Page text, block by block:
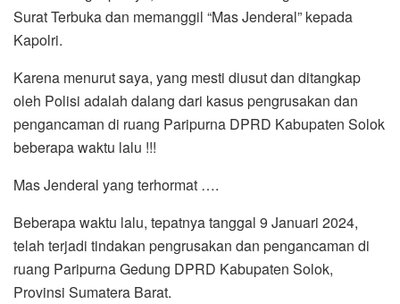
Surat Terbuka dan memanggil “Mas Jenderal” kepada
Kapolri.
Karena menurut saya, yang mesti diusut dan ditangkap
oleh Polisi adalah dalang dari kasus pengrusakan dan
pengancaman di ruang Paripurna DPRD Kabupaten Solok
beberapa waktu lalu !!!
Mas Jenderal yang terhormat ….
Beberapa waktu lalu, tepatnya tanggal 9 Januari 2024,
telah terjadi tindakan pengrusakan dan pengancaman di
ruang Paripurna Gedung DPRD Kabupaten Solok,
Provinsi Sumatera Barat.